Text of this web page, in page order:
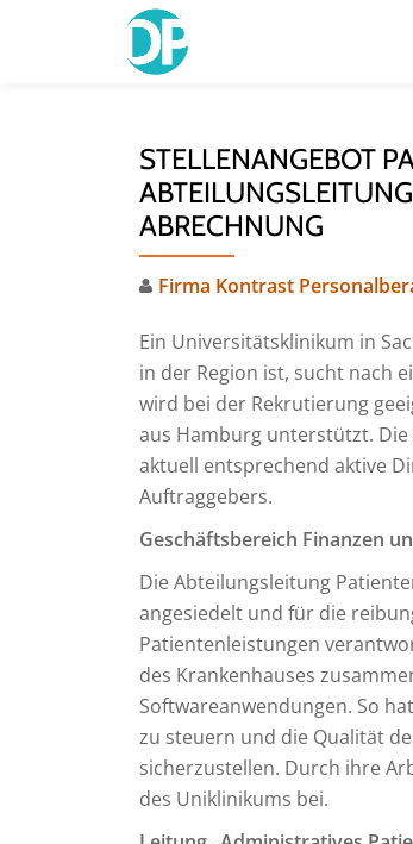
STELLENANGEBOT
ABRECHNUNG
Firma Kontrast
Ein Universitätsklinikum in
in der Region ist, sucht nach
wird bei der Rekrutierung
aus Hamburg unterstützt.
aktuell entsprechend aktive
Auftraggebers.
Geschäftsbereich Finanzen
Die Abteilungsleitung
angesiedelt und für die
Patientenleistungen
des Krankenhauses
Softwareanwendungen. So
zu steuern und die Qualität
sicherzustellen. Durch ihre
des Uniklinikums bei.